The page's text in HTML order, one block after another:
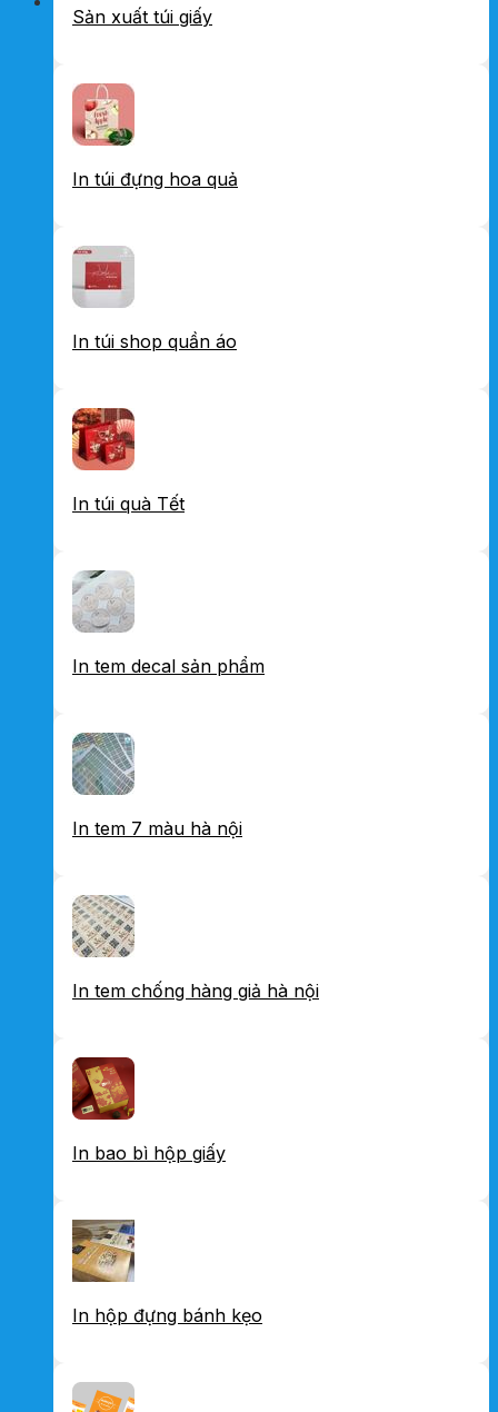
Sản xuất túi giấy
In túi đựng hoa quả
In túi shop quần áo
In túi quà Tết
In tem decal sản phẩm
In tem 7 màu hà nội
In tem chống hàng giả hà nội
In bao bì hộp giấy
In hộp đựng bánh kẹo